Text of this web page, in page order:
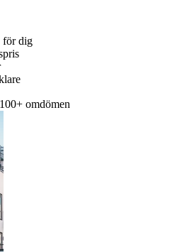
för dig
+ omdömen